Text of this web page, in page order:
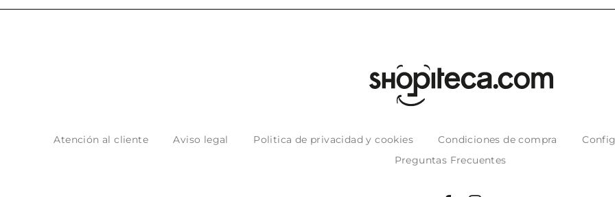
Atención al cliente Aviso legal Politica de privacidad y cookies Condiciones de compra
Preguntas Frecuentes